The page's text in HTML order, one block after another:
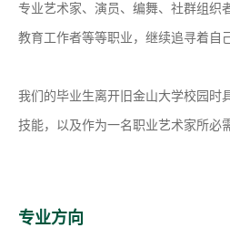
专业艺术家、演员、编舞、社群组织
教育工作者等等职业，继续追寻着自
我们的毕业生离开旧金山大学校园时
技能，以及作为一名职业艺术家所必
专业方向